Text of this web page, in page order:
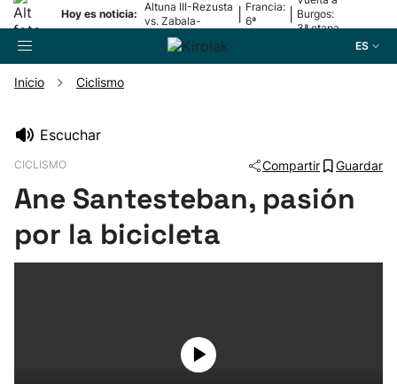
Hoy es noticia:
Altuna III-Rezusta
vs. Zabala-
Zabaleta
Francia:
6ª
Burgos:
3ª etapa
ES
Pelota
Inicio Ciclismo
Escuchar
CICLISMO Compartir Guardar
Ane Santesteban, pasión
por la bicicleta